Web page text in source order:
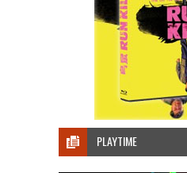
PLAYTIME